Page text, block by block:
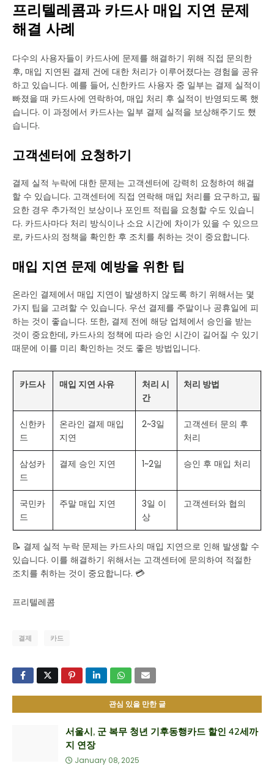
프리텔레콤과 카드사 매입 지연 문제
해결 사례
다수의 사용자들이 카드사에 문제를 해결하기 위해 직접 문의한
후, 매입 지연된 결제 건에 대한 처리가 이루어졌다는 경험을 공유
하고 있습니다. 예를 들어, 신한카드 사용자 중 일부는 결제 실적이
빠졌을 때 카드사에 연락하여, 매입 처리 후 실적이 반영되도록 했
습니다. 이 과정에서 카드사는 일부 결제 실적을 보상해주기도 했
습니다.
고객센터에 요청하기
결제 실적 누락에 대한 문제는 고객센터에 강력히 요청하여 해결
할 수 있습니다. 고객센터에 직접 연락해 매입 처리를 요구하고, 필
요한 경우 추가적인 보상이나 포인트 적립을 요청할 수도 있습니
다. 카드사마다 처리 방식이나 소요 시간에 차이가 있을 수 있으므
로, 카드사의 정책을 확인한 후 조치를 취하는 것이 중요합니다.
매입 지연 문제 예방을 위한 팁
온라인 결제에서 매입 지연이 발생하지 않도록 하기 위해서는 몇
가지 팁을 고려할 수 있습니다. 우선 결제를 주말이나 공휴일에 피
하는 것이 좋습니다. 또한, 결제 전에 해당 업체에서 승인을 받는
것이 중요한데, 카드사의 정책에 따라 승인 시간이 길어질 수 있기
때문에 이를 미리 확인하는 것도 좋은 방법입니다.
카드사 매입 지연 사유
처리 시
간
처리 방법
신한카
드
온라인 결제 매입
지연
2~3일
고객센터 문의 후
처리
삼성카
드
결제 승인 지연 1~2일 승인 후 매입 처리
국민카
드
주말 매입 지연
3일 이
상
고객센터와 협의
📝 결제 실적 누락 문제는 카드사의 매입 지연으로 인해 발생할 수
있습니다. 이를 해결하기 위해서는 고객센터에 문의하여 적절한
조치를 취하는 것이 중요합니다. 💳
프리텔레콤
결제 카드
관심 있을 만한 글
서울시, 군 복무 청년 기후동행카드 할인 42세까
지 연장
January 08, 2025